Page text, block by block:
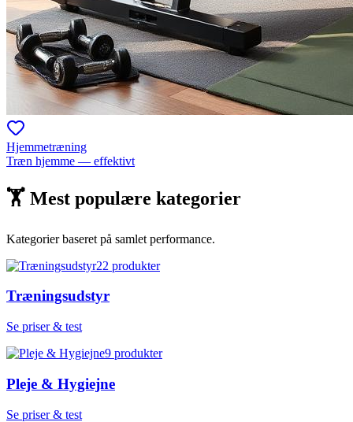
Hjemmetræning
Træn hjemme — effektivt
🏋 Mest populære kategorier
Kategorier baseret på samlet performance.
22 produkter
Træningsudstyr
Se priser & test
9 produkter
Pleje & Hygiejne
Se priser & test